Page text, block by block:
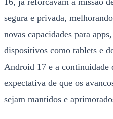
segura e privada,
novas capacidades para
dispositivos como tablets e
Android 17 e a continuidade
expectativa de que os
sejam mantidos e